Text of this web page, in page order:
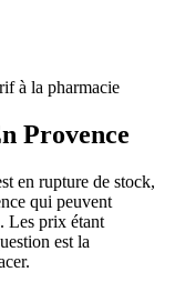
à la pharmacie
Provence
en rupture de stock,
qui peuvent
Les prix étant
est la